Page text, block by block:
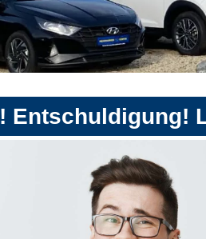
Entschuldigung!